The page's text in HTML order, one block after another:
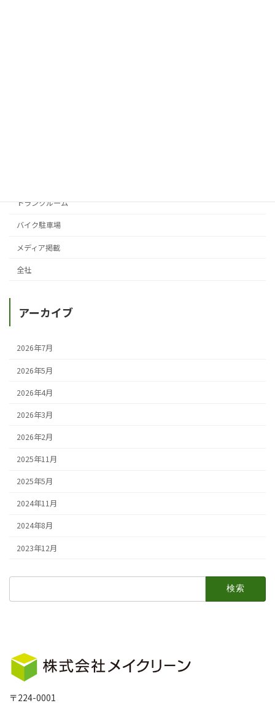
トランクルーム
バイク駐車場
メディア掲載
全社
アーカイブ
2026年7月
2026年5月
2026年4月
2026年3月
2026年2月
2025年11月
2025年5月
2024年11月
2024年8月
2023年12月
〒224-0001